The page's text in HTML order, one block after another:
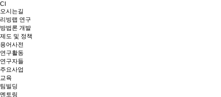
CI
오시는길
리빙랩 연구
방법론 개발
제도 및 정책
용어사전
연구활동
연구자들
주요사업
교육
팀빌딩
멘토링